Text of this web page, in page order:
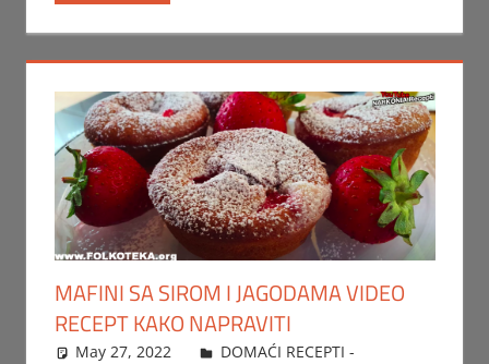
MAFINI SA SIROM I JAGODAMA VIDEO
RECEPT KAKO NAPRAVITI
May 27, 2022 FTorgAdmin
DOMAĆI RECEPTI -